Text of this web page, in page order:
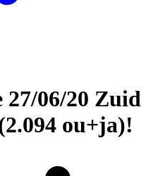
06/20 Zuid
ou+ja)!